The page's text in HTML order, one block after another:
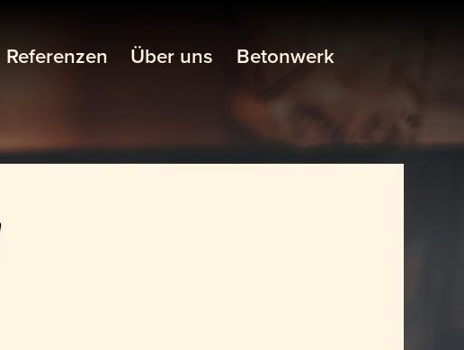
Referenzen Über uns Betonwerk